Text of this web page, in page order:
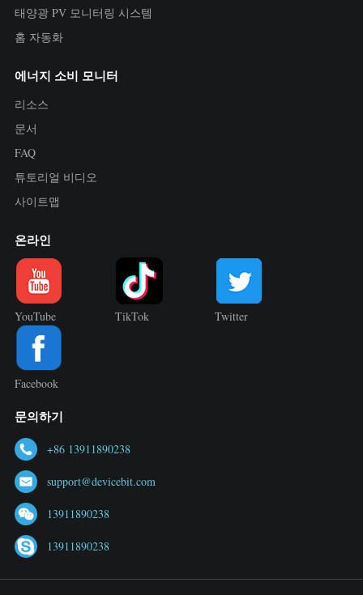
태양광 PV 모니터링 시스템
홈 자동화
에너지 소비 모니터
리소스
문서
FAQ
튜토리얼 비디오
사이트맵
온라인
YouTube TikTok Twitter
Facebook
문의하기
+86 13911890238
support@devicebit.com
13911890238
13911890238